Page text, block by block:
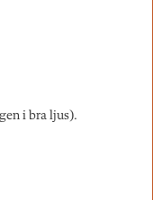
i bra ljus).